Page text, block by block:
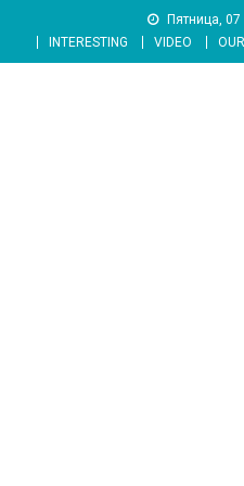
content
Пятница, 07
INTERESTING
VIDEO